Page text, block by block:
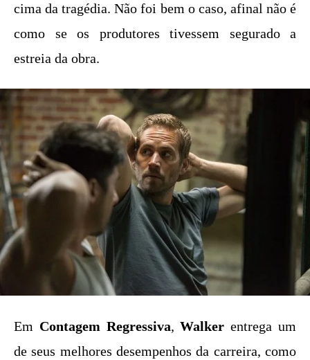
cima da tragédia. Não foi bem o caso, afinal não é
como se os produtores tivessem segurado a
estreia da obra.
Em Contagem Regressiva,Walker entrega um
de seus melhores desempenhos da carreira, como